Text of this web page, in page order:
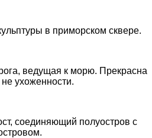
в приморском сквере.
ведущая к морю. Прекрасна
ухоженности.
соединяющий полуостров с